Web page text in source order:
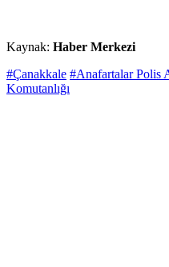
Kaynak: Haber Merkezi
#Çanakkale #Anafartalar Polis
Komutanlığı